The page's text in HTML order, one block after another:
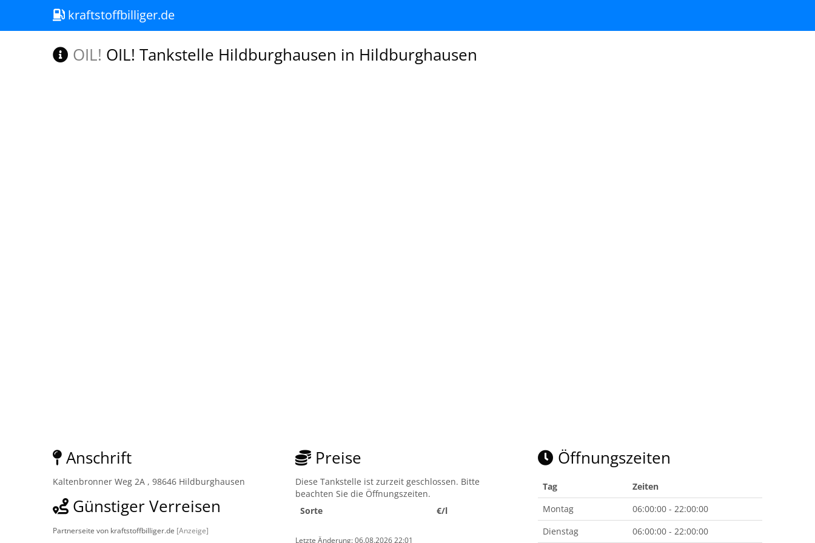
kraftstoffbilliger.de
OIL! OIL! Tankstelle Hildburghausen in Hildburghausen
Anschrift
Kaltenbronner Weg 2A , 98646 Hildburghausen
Günstiger Verreisen
Partnerseite von kraftstoffbilliger.de [Anzeige]
Preise
Diese Tankstelle ist zurzeit geschlossen. Bitte
beachten Sie die Öffnungszeiten.
Sorte
€/l
Letzte Änderung: 06.08.2026 22:01
Öffnungszeiten
Tag
Zeiten
Montag
06:00:00 - 22:00:00
Dienstag
06:00:00 - 22:00:00